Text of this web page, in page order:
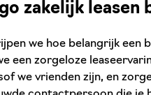
zakelijk leasen
we hoe belangrijk
een zorgeloze
we vrienden zijn, en